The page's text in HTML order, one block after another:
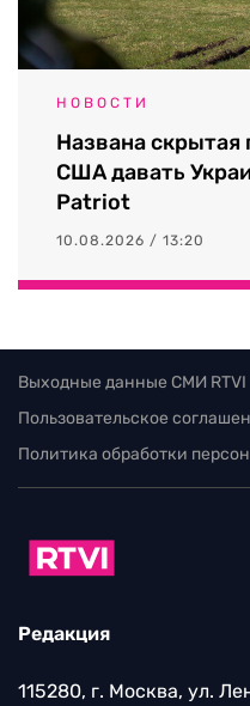
НОВОСТИ
Названа
США давать
Patriot
10.08.2026 / 13:20
Выходные данные СМИ RTVI
Пользовательское
Политика обработки
Редакция
115280, г. Москва, ул.